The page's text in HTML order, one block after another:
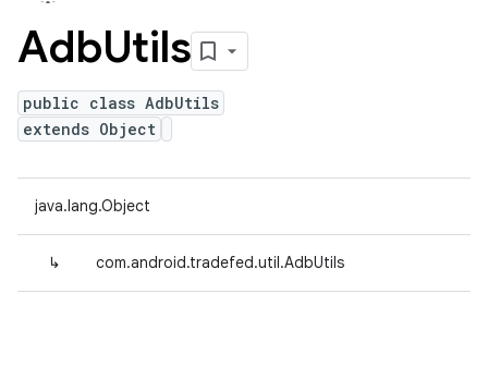
AdbUtils
public class AdbUtils
extends Object
java.lang.Object
↳ com.android.tradefed.util.AdbUtils